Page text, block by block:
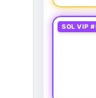
SOL VIP